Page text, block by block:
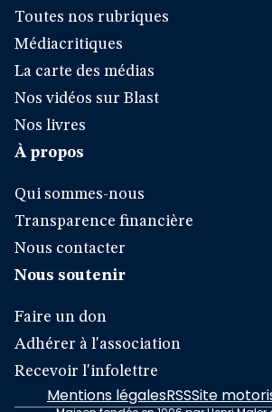
Toutes nos rubriques
Médiacritiques
La carte des médias
Nos vidéos sur Blast
Nos livres
À propos
Qui sommes-nous
Transparence financière
Nous contacter
Nous soutenir
Faire un don
Adhérer à l'association
Recevoir l'infolettre
Mentions légalesRSSSite